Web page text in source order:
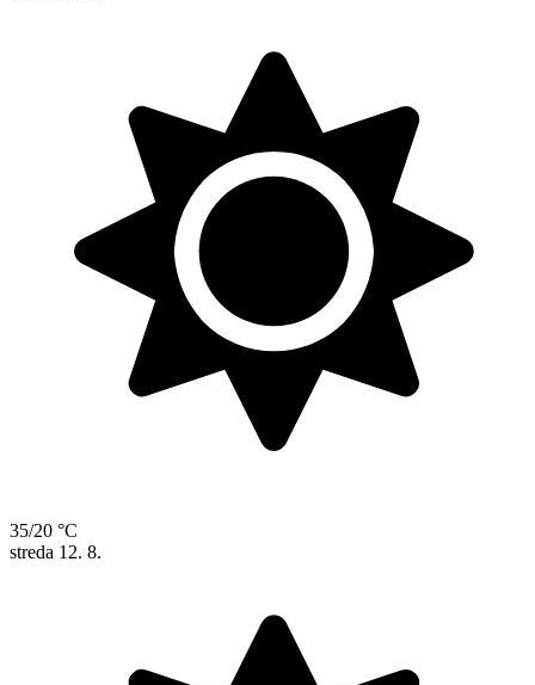
35/20 °C
streda 12. 8.